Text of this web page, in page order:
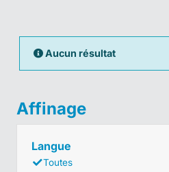
Aucun résultat
Affinage
Langue
Toutes